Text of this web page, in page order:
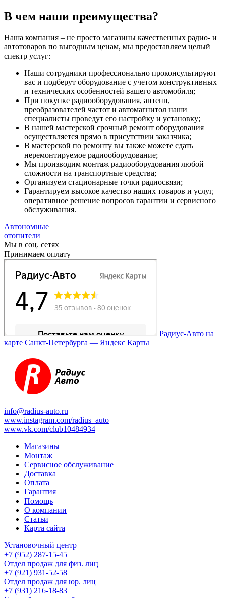
В чем наши преимущества?
Наша компания – не просто магазины качественных радио- и
автотоваров по выгодным ценам, мы предоставляем целый
спектр услуг:
Наши сотрудники профессионально проконсультируют
вас и подберут оборудование с учетом конструктивных
и технических особенностей вашего автомобиля;
При покупке радиооборудования, антенн,
преобразователей частот и автомагнитол наши
специалисты проведут его настройку и установку;
В нашей мастерской срочный ремонт оборудования
осуществляется прямо в присутствии заказчика;
В мастерской по ремонту вы также можете сдать
неремонтируемое радиооборудование;
Мы производим монтаж радиооборудования любой
сложности на транспортные средства;
Организуем стационарные точки радиосвязи;
Гарантируем высокое качество наших товаров и услуг,
оперативное решение вопросов гарантии и сервисного
обслуживания.
Автономные
отопители
Мы в соц. сетях
Принимаем оплату
Радиус-Авто на
карте Санкт‑Петербурга — Яндекс Карты
info@radius-auto.ru
www.instagram.com/radius_auto
www.vk.com/club10484934
Магазины
Монтаж
Сервисное обслуживание
Доставка
Оплата
Гарантия
Помощь
О компании
Статьи
Карта сайта
Установочный центр
+7 (952) 287-15-45
Отдел продаж для физ. лиц
+7 (921) 931-52-58
Отдел продаж для юр. лиц
+7 (931) 216-18-83